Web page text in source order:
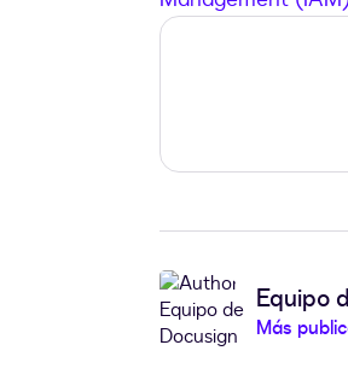
Equipo
Más